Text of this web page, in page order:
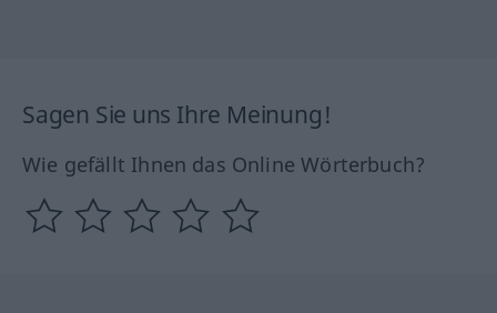
Sagen Sie uns Ihre Meinung!
Wie gefällt Ihnen das Online Wörterbuch?